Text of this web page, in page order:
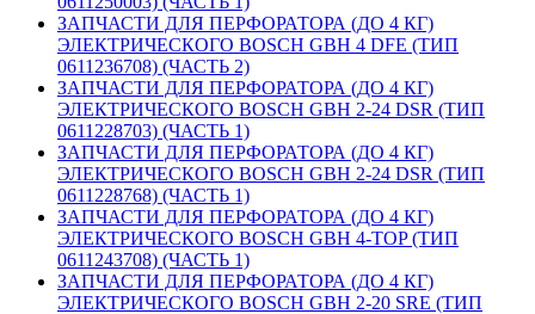
ЗАПЧАСТИ ДЛЯ ПЕРФОРАТОРА (ДО 4 КГ)
ЭЛЕКТРИЧЕСКОГО BOSCH GBH 4 DFE (ТИП
0611236708) (ЧАСТЬ 2)
ЗАПЧАСТИ ДЛЯ ПЕРФОРАТОРА (ДО 4 КГ)
ЭЛЕКТРИЧЕСКОГО BOSCH GBH 2-24 DSR (ТИП
0611228703) (ЧАСТЬ 1)
ЗАПЧАСТИ ДЛЯ ПЕРФОРАТОРА (ДО 4 КГ)
ЭЛЕКТРИЧЕСКОГО BOSCH GBH 2-24 DSR (ТИП
0611228768) (ЧАСТЬ 1)
ЗАПЧАСТИ ДЛЯ ПЕРФОРАТОРА (ДО 4 КГ)
ЭЛЕКТРИЧЕСКОГО BOSCH GBH 4-TOP (ТИП
0611243708) (ЧАСТЬ 1)
ЗАПЧАСТИ ДЛЯ ПЕРФОРАТОРА (ДО 4 КГ)
ЭЛЕКТРИЧЕСКОГО BOSCH GBH 2-20 SRE (ТИП